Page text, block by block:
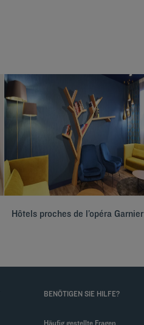
Hôtels proches de l’opéra Garnier
BENÖTIGEN SIE HILFE?
Häufig gestellte Fragen